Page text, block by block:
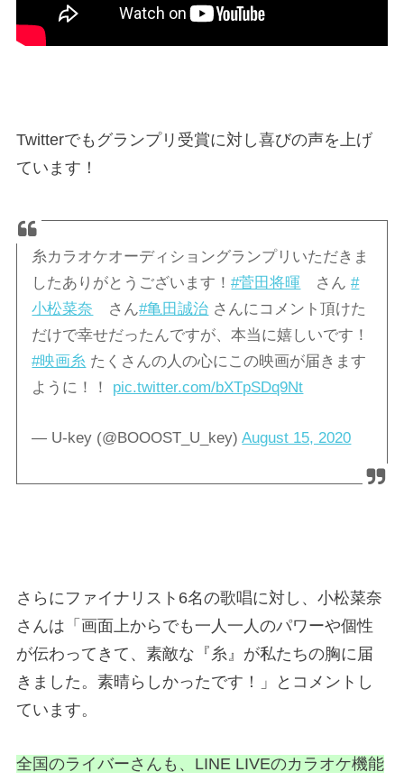
Twitterでもグランプリ受賞に対し喜びの声を上げ
ています！
糸カラオケオーディショングランプリいただきま
したありがとうございます！#菅田将暉 さん#
小松菜奈 さん#亀田誠治 さんにコメント頂けた
だけで幸せだったんですが、本当に嬉しいです！
#映画糸 たくさんの人の心にこの映画が届きます
ように！！ pic.twitter.com/bXTpSDq9Nt
— U-key (@BOOOST_U_key)August 15, 2020
さらにファイナリスト6名の歌唱に対し、小松菜奈
さんは「画面上からでも一人一人のパワーや個性
が伝わってきて、素敵な『糸』が私たちの胸に届
きました。素晴らしかったです！」とコメントし
ています。
全国のライバーさんも、LINE LIVEのカラオケ機能